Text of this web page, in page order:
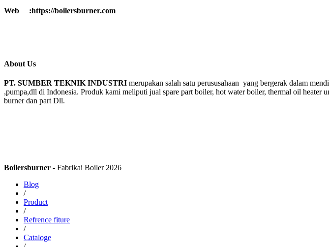
Web :https://boilersburner.com
About Us
PT. SUMBER TEKNIK INDUSTRI merupakan salah satu perususahaan yang bergerak dalam
,pumpa,dll di Indonesia. Produk kami meliputi jual spare part boiler, hot water boiler, thermal oil
burner dan part Dll.
Boilersburner - Fabrikai Boiler 2026
Blog
/
Product
/
Refrence fiture
/
Cataloge